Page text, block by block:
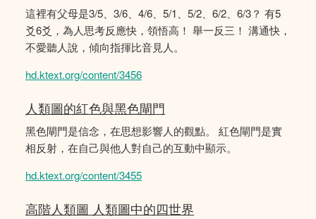
這裡有父母是3/5、3/6、4/6、5/1、5/2、6/2、6/3？ 有5
爻6爻，為人思考反應快，領悟高！ 舉一反三！ 溝通快，
不愛聽人說，傾向指揮比音見人。
hd.ktext.org/content/3456
人類圖的紅色與黑色閘門
黑色閘門是信念，在思想影響人的觀點。 紅色閘門是實
相反射，在自己與他人對自己的互動中顯示。
hd.ktext.org/content/3455
高階人類圖 人類圖中的四世界